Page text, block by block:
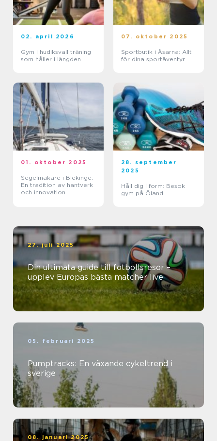
02. april 2026
Gym i hudiksvall träning
som håller i längden
07. oktober 2025
Sportbutik i Åsarna: Allt
för dina sportäventyr
01. oktober 2025
Segelmakare i Blekinge:
En tradition av hantverk
och innovation
28. september
2025
Håll dig i form: Besök
gym på Öland
27. juli 2025
Din ultimata guide till fotbollsresor –
upplev Europas bästa matcher live
05. februari 2025
Pumptracks: En växande cykeltrend i
sverige
08. januari 2025